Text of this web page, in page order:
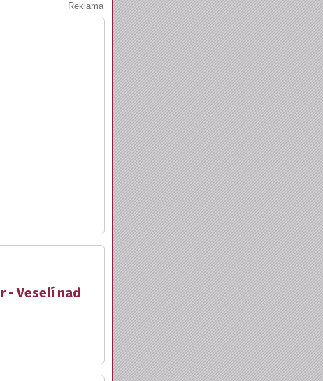
Reklama
- Veselí nad